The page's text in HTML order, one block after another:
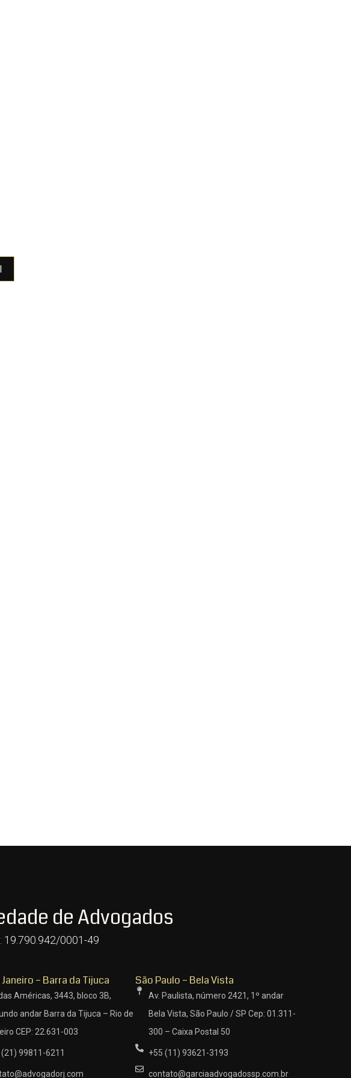
de Advogados
19.790.942/0001-49
– Barra da Tijuca
Américas, 3443, bloco 3B,
andar Barra da Tijuca – Rio de
CEP: 22.631-003
(21) 99811-6211
São Paulo – Bela Vista
Av. Paulista, número 2421, 1º andar
Bela Vista, São Paulo / SP Cep: 01.311-
300 – Caixa Postal 50
+55 (11) 93621-3193
contato@garciaadvogadossp.com.br